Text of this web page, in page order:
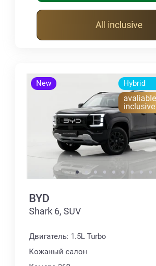
All inclusive
New Hybrid
inclusive
BYD
Shark 6, SUV
Двигатель: 1.5L Turbo
Кожаный салон